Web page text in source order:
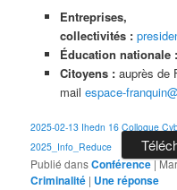
Entreprises,
collectivités :
Éducation nationale :
Citoyens : auprès de
mail espace-
2025-02-13 Ihedn 16 Colloque
2025_Info_Reduce
Publié dansConférence|
Criminalité | Uneréponse